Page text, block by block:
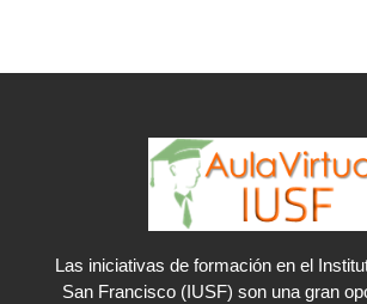
Las iniciativas de formación en el
San Francisco (IUSF) son una gran